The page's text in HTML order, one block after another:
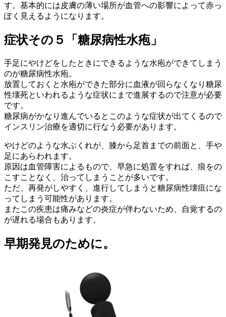
す。基本的には皮膚の薄い場所が血管への影響によって赤っ
ぽく見えるようになります。
症状その５「糖尿病性水疱」
手足にやけどをしたときにできるような水疱ができてしまう
のが糖尿病性水疱。
放置しておくと水疱ができた部分に血液が回らなくなり糖尿
性壊死といわれるような症状にまで進展するので注意が必要
です。
糖尿病がかなり進んでいるとこのような症状が出てくるので
インスリン治療を適切に行なう必要があります。
やけどのような水ぶくれが、膝から足首までの前面と、手や
足にあらわれます。
原因は血管障害によるもので、早急に処置をすれば、痕をの
こすことなく、治ってしまうことが多いです。
ただ、再発がしやすく、進行してしまうと糖尿病性壊疽にな
ってしまう可能性があります。
またこの疾患は痛みなどの炎症が伴わないため、自覚するの
が遅れる場合もあります。
早期発見のために。